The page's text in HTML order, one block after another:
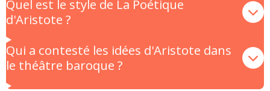
Quel est le style de La Poétique
d'Aristote ?
Qui a contesté les idées d'Aristote dans
le théâtre baroque ?